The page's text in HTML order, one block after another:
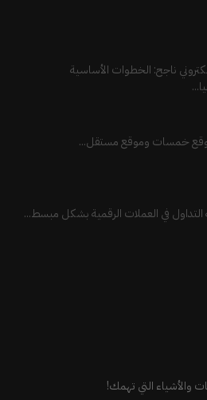
ناجح: الخطوات الأساسية
خمسات وموقع مستقل...
التداول في العملات الرقمية بشكل مبسط...
والأشياء التي تهمك!